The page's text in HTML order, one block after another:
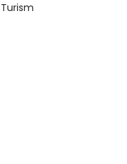
Turism